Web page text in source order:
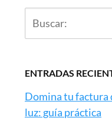
ENTRADAS
Domina tu factura
luz: guía práctica